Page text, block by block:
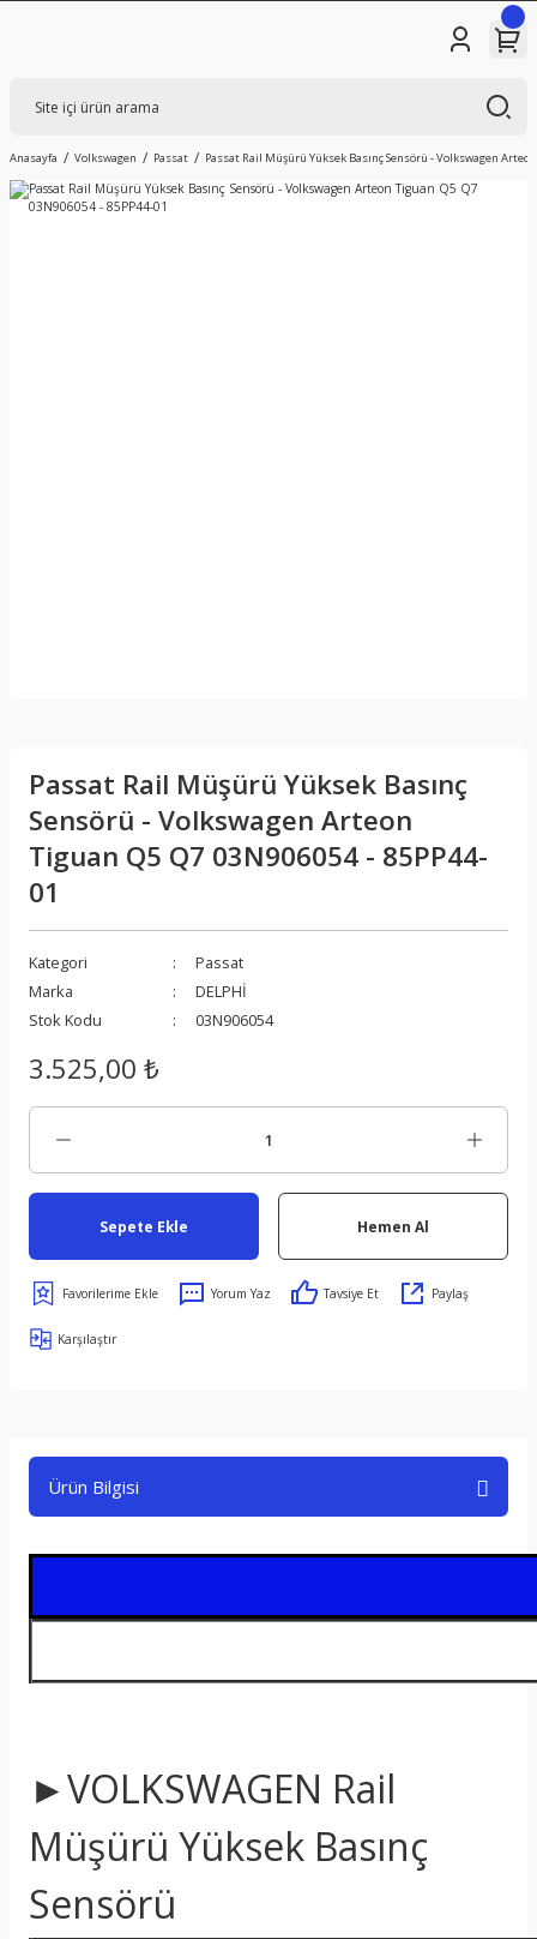
Anasayfa Volkswagen Passat Passat Rail Müşürü Yüksek Basınç Sensörü - Volkswagen Arteon
Passat Rail Müşürü Yüksek Basınç
Sensörü - Volkswagen Arteon
Tiguan Q5 Q7 03N906054 - 85PP44-
01
Kategori
Passat
Marka
DELPHİ
Stok Kodu
03N906054
3.525,00 ₺
Sepete Ekle Hemen Al
Yorum Yaz Tavsiye Et Paylaş
Karşılaştır
Ürün Bilgisi
►VOLKSWAGEN Rail
Müşürü Yüksek Basınç
Sensörü